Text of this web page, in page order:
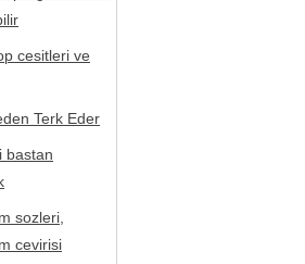
cesitleri ve
Terk Eder
bastan
sozleri,
cevirisi